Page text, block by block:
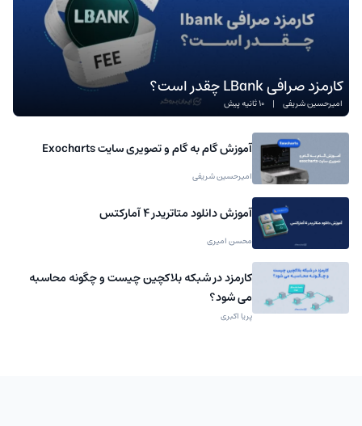
کارمزد صرافی LBank چقدر است؟
امیرحسین شریفی | 10 ثانیه پیش
آموزش گام به گام و تصویری سایت Exocharts
امیرحسین شریفی
آموزش دانلود متاتریدر 4 آمارکتس
محسن امیری
کارمزد در شبکه بلاکچین چیست و چگونه محاسبه
می شود؟
پریا اکبری